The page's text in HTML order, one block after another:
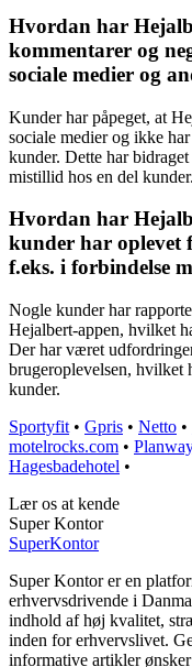
Hvordan har
kommentarer og
sociale medier og
Kunder har påpeget, at
sociale medier og ikke
kunder. Dette har
mistillid hos en del kunder.
Hvordan har
kunder har oplevet
f.eks. i forbindelse
Nogle kunder har
Hejalbert-appen, hvilket
Der har været
brugeroplevelsen, hvilket
kunder.
Sportyfit • Gpris • Netto •
motelrocks.com •
Hagesbadehotel •
Lær os at kende
Super Kontor
SuperKontor
Super Kontor er en
erhvervsdrivende i
indhold af høj kvalitet,
inden for erhvervslivet.
informative artikler